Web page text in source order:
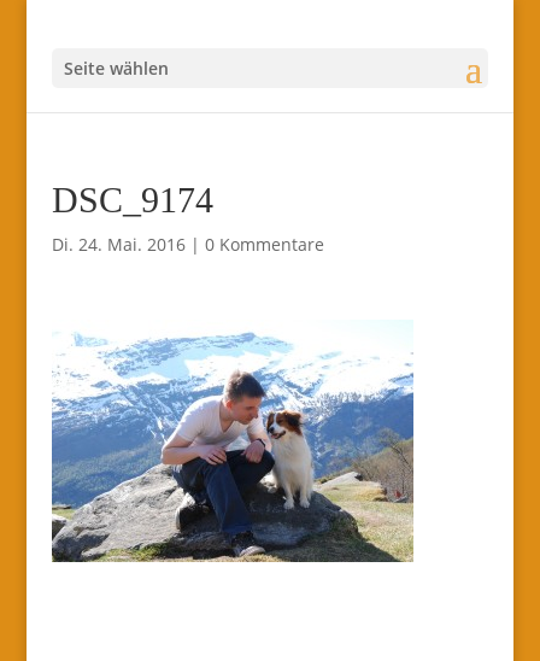
Seite wählen
DSC_9174
Di. 24. Mai. 2016| 0 Kommentare